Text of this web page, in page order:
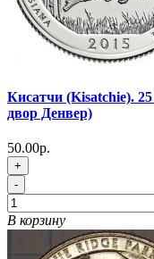
Кисатчи (Kisatchie).
двор Денвер)
50.00р.
+
-
В корзину